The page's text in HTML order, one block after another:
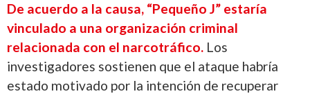
De acuerdo a la causa, “Pequeño J” estaría
vinculado a una organización criminal
relacionada con el narcotráfico. Los
investigadores sostienen que el ataque habría
estado motivado por la intención de recuperar